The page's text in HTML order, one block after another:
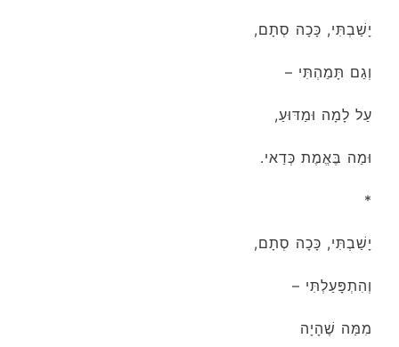
יָשַׁבְתִּי, כָּכָה סְתָם,
וְגַם תָּמַהְתִּי –
עַל לָמָה וּמַדּוּעַ,
וּמַה בֶּאֱמֶת כְּדַאי.
*
יָשַׁבְתִּי, כָּכָה סְתָם,
וְהִתְפָּעַלְתִּי –
מִמַּה שֶׁהָיָה